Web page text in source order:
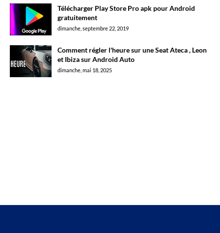
Télécharger Play Store Pro apk pour Android
gratuitement
dimanche, septembre 22, 2019
Comment régler l'heure sur une Seat Ateca , Leon
et Ibiza sur Android Auto
dimanche, mai 18, 2025